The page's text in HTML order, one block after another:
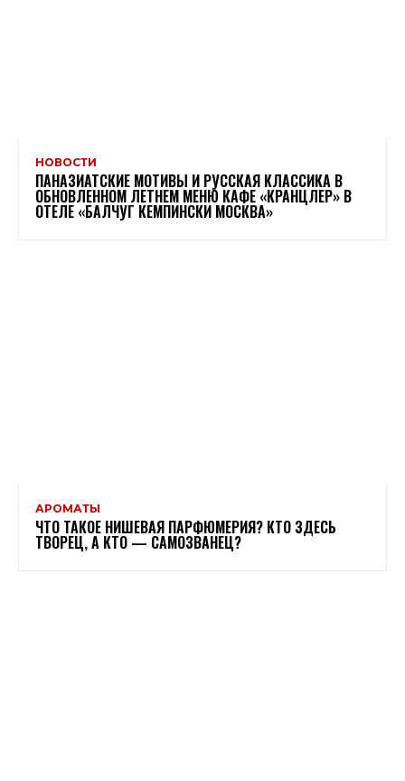
НОВОСТИ
ПАНАЗИАТСКИЕ МОТИВЫ И РУССКАЯ КЛАССИКА В
ОБНОВЛЕННОМ ЛЕТНЕМ МЕНЮ КАФЕ «КРАНЦЛЕР» В
ОТЕЛЕ «БАЛЧУГ КЕМПИНСКИ МОСКВА»
АРОМАТЫ
ЧТО ТАКОЕ НИШЕВАЯ ПАРФЮМЕРИЯ? КТО ЗДЕСЬ
ТВОРЕЦ, А КТО — САМОЗВАНЕЦ?